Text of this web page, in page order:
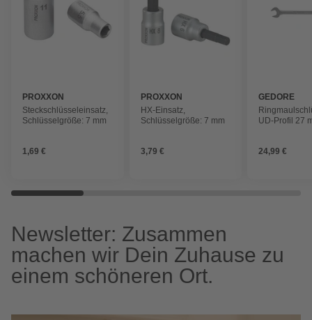
PROXXON
Steckschlüsseleinsatz,
Schlüsselgröße: 7 mm
1,69 €
PROXXON
HX-Einsatz,
Schlüsselgröße: 7 mm
3,79 €
GEDORE
UD-Profil 27
24,99 €
Newsletter: Zusammen
machen wir Dein Zuhause zu
einem schöneren Ort.